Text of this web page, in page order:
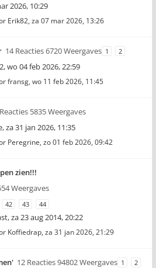
2026, 10:29
Erik82, za 07 mar 2026, 13:26
14 Reacties 6720 Weergaves 1 2
,wo 04 feb 2026, 22:59
fransg, wo 11 feb 2026, 11:45
5835 Weergaves
,za 31 jan 2026, 11:35
Peregrine, zo 01 feb 2026, 09:42
zien!!!
Weergaves
42 43 44
,za 23 aug 2014, 20:22
Koffiedrap, za 31 jan 2026, 21:29
12 Reacties 94802 Weergaves 1 2